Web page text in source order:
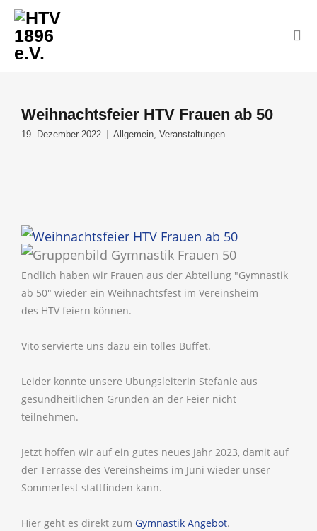
Weihnachtsfeier HTV Frauen ab 50
19. Dezember 2022 Allgemein, Veranstaltungen
Endlich haben wir Frauen aus der Abteilung "Gymnastik
ab 50" wieder ein Weihnachtsfest im Vereinsheim
des HTV feiern können.
Vito servierte uns dazu ein tolles Buffet.
Leider konnte unsere Übungsleiterin Stefanie aus
gesundheitlichen Gründen an der Feier nicht
teilnehmen.
Jetzt hoffen wir auf ein gutes neues Jahr 2023, damit auf
der Terrasse des Vereinsheims im Juni wieder unser
Sommerfest stattfinden kann.
Hier geht es direkt zum Gymnastik Angebot.